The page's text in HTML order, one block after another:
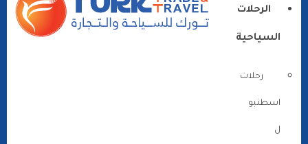
الرحلات
السياحية
رحلات
اسطنبو
ل